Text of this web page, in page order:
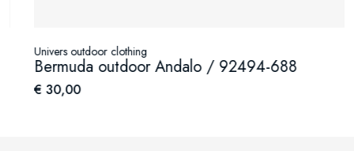
Univers outdoor clothing
Bermuda outdoor Andalo / 92494-688
€ 30,00